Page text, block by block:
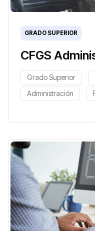
CFGS
GRADO SUPERIOR
Grado Superior
Administración